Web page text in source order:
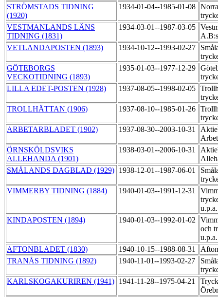
STRÖMSTADS TIDNING
(1920)
1934-01-04--1985-01-08
VESTMANLANDS LÄNS
TIDNING (1831)
1934-03-01--1987-03-05
VETLANDAPOSTEN (1893)
1934-10-12--1993-02-27
GÖTEBORGS
VECKOTIDNING (1893)
1935-01-03--1977-12-29
LILLA EDET-POSTEN (1928)
1937-08-05--1998-02-05
TROLLHÄTTAN (1906)
1937-08-10--1985-01-26
ARBETARBLADET (1902)
1937-08-30--2003-10-31
ÖRNSKÖLDSVIKS
ALLEHANDA (1901)
1938-03-01--2006-10-31
SMÅLANDS DAGBLAD (1929) 1938-12-01--1987-06-01
VIMMERBY TIDNING (1884)
1940-01-03--1991-12-31
KINDAPOSTEN (1894)
1940-01-03--1992-01-02
och
AFTONBLADET (1830)
1940-10-15--1988-08-31
TRANÅS TIDNING (1892)
1940-11-01--1993-02-27
KARLSKOGAKURIREN (1941) 1941-11-28--1975-04-21